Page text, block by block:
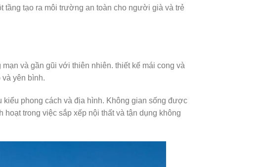
tầng tạo ra môi trường an toàn cho người già và trẻ
và gần gũi với thiên nhiên. thiết kế mái cong và
yên bình.
phong cách và địa hình. Không gian sống được
trong việc sắp xếp nội thất và tận dụng không